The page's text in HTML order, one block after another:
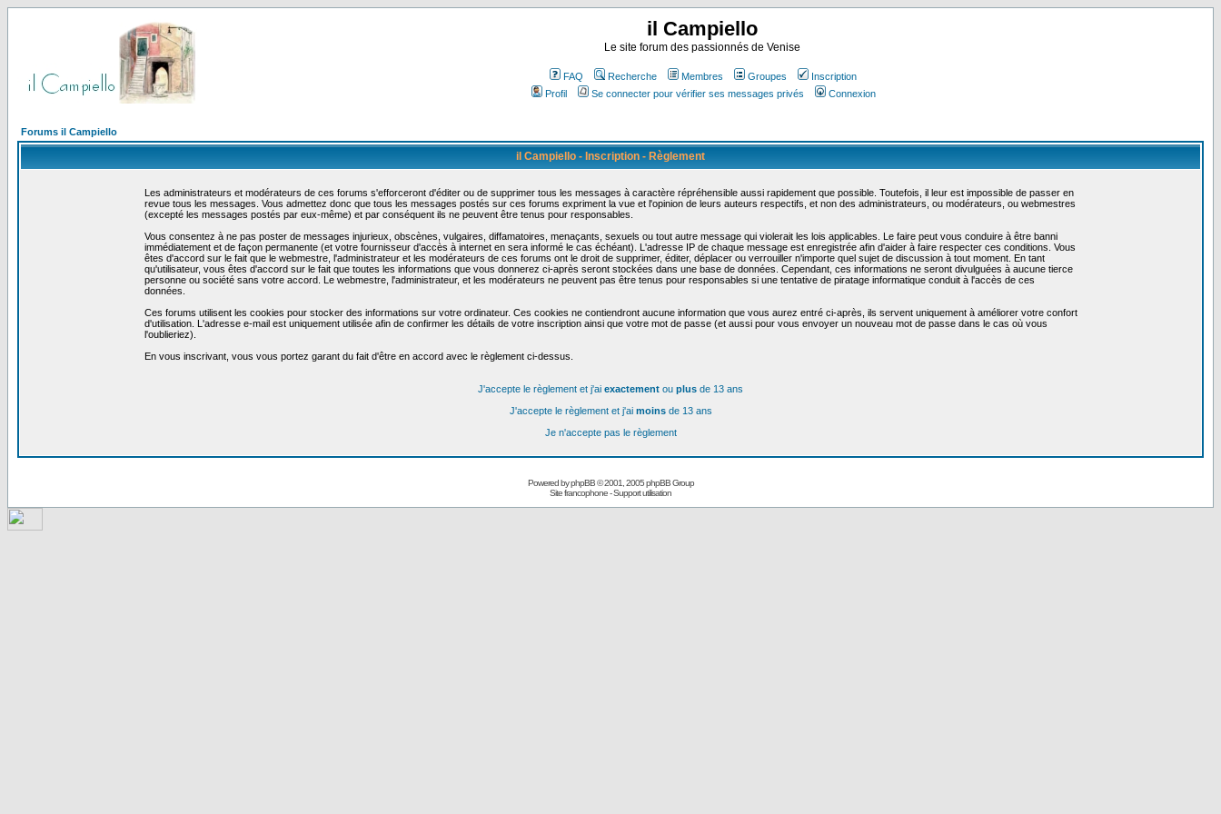
il Campiello
Le site forum des passionnés de Venise
FAQ Recherche Membres Groupes
Inscription
Profil
Se connecter pour vérifier ses messages privés Connexion
Forums il Campiello
il Campiello - Inscription - Règlement
Les administrateurs et modérateurs de ces forums s'efforceront d'éditer ou de supprimer tous les messages à caractère répréhensible aussi rapidement que possible. Toutefois, il leur est impossible de passer en
revue tous les messages. Vous admettez donc que tous les messages postés sur ces forums expriment la vue et l'opinion de leurs auteurs respectifs, et non des administrateurs, ou modérateurs, ou webmestres
(excepté les messages postés par eux-même) et par conséquent ils ne peuvent être tenus pour responsables.
Vous consentez à ne pas poster de messages injurieux, obscènes, vulgaires, diffamatoires, menaçants, sexuels ou tout autre message qui violerait les lois applicables. Le faire peut vous conduire à être banni
immédiatement et de façon permanente (et votre fournisseur d'accès à internet en sera informé le cas échéant). L'adresse IP de chaque message est enregistrée afin d'aider à faire respecter ces conditions. Vous
êtes d'accord sur le fait que le webmestre, l'administrateur et les modérateurs de ces forums ont le droit de supprimer, éditer, déplacer ou verrouiller n'importe quel sujet de discussion à tout moment. En tant
qu'utilisateur, vous êtes d'accord sur le fait que toutes les informations que vous donnerez ci-après seront stockées dans une base de données. Cependant, ces informations ne seront divulguées à aucune tierce
personne ou société sans votre accord. Le webmestre, l'administrateur, et les modérateurs ne peuvent pas être tenus pour responsables si une tentative de piratage informatique conduit à l'accès de ces
données.
Ces forums utilisent les cookies pour stocker des informations sur votre ordinateur. Ces cookies ne contiendront aucune information que vous aurez entré ci-après, ils servent uniquement à améliorer votre confort
d'utilisation. L'adresse e-mail est uniquement utilisée afin de confirmer les détails de votre inscription ainsi que votre mot de passe (et aussi pour vous envoyer un nouveau mot de passe dans le cas où vous
l'oublieriez).
En vous inscrivant, vous vous portez garant du fait d'être en accord avec le règlement ci-dessus.
J'accepte le règlement et j'ai exactement ou plus de 13 ans
J'accepte le règlement et j'ai moinsde 13 ans
Je n'accepte pas le règlement
Powered byphpBB© 2001, 2005 phpBB Group
Site francophone-Support utilisation